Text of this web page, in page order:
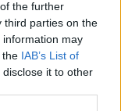
the further
third parties on the
information may
the IAB’s List of
it to other
cu
Se